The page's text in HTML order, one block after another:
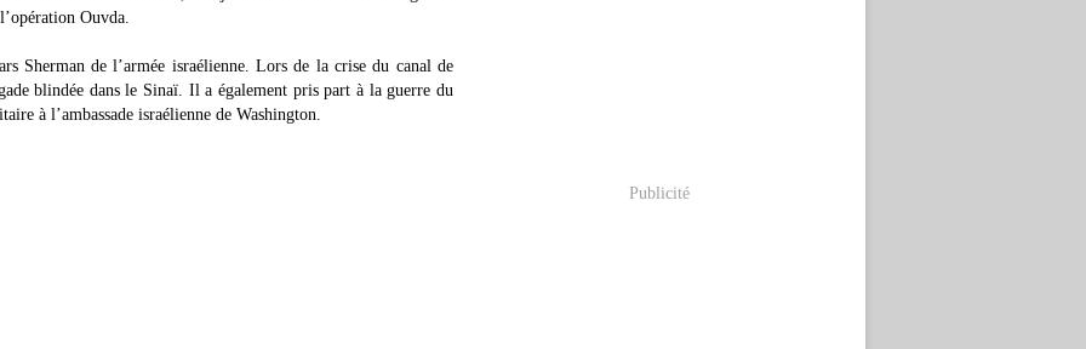
Ouvda.
Sherman de l’armée israélienne. Lors de la crise du canal de
blindée dans le Sinaï. Il a également pris part à la guerre du
à l’ambassade israélienne de Washington.
Publicité